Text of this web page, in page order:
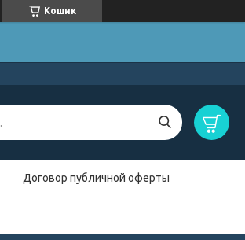
Кошик
Договор публичной оферты